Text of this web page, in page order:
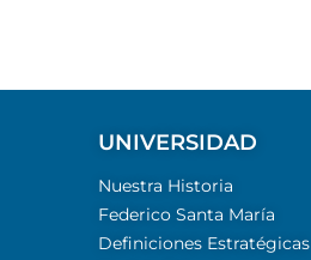
UNIVERSIDAD
Nuestra Historia
Federico Santa María
Definiciones Estratégicas